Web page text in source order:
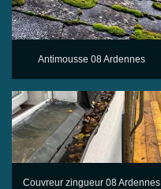
Antimousse 08 Ardennes
Couvreur zingueur 08 Ardennes